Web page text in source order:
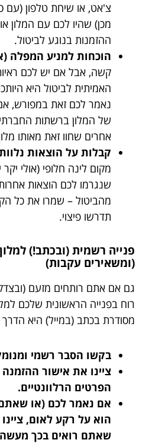
צ'אט, או שיחת טלפון (עם
מכן) שהיו לכם עם המלון
ההזמנות בנוגע לביטול.
הוכחות למניע המפלה
קשה, אבל אם יש לכם
האמיתית לביטול היא
נאמר לכם זאת במפורש,
של המלון ברשתות
אחרים שחוו זאת מאותו
קבלות על הוצאות
מקום לינה חלופי (אולי
שנגרמו לכם הוצאות
מהביטול – שמרו את כל
תדרשו פיצוי.
פנייה רשמית (ובכתב!)
(ומשאירים עקבות)
גם אם אתם רותחים מזעם
רוח בפנייה הראשונית שלכם
מסודרת בכתב (במייל) היא
בקשו הסבר רשמי
ציינו את אישור
הפרטים הרלוונטיים.
אם נאמר לכם (או
הוא על רקע לאום,
שאתם רואים בכך